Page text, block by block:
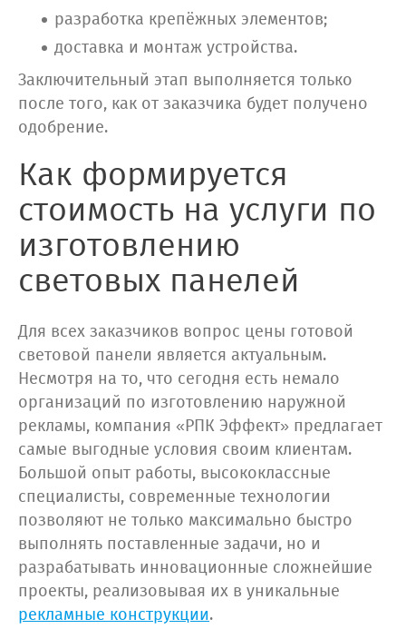
разработка крепёжных элементов;
доставка и монтаж устройства.
Заключительный этап выполняется только
после того, как от заказчика будет получено
одобрение.
Как формируется
стоимость на услуги по
изготовлению
световых панелей
Для всех заказчиков вопрос цены готовой
световой панели является актуальным.
Несмотря на то, что сегодня есть немало
организаций по изготовлению наружной
рекламы, компания «РПК Эффект» предлагает
самые выгодные условия своим клиентам.
Большой опыт работы, высококлассные
специалисты, современные технологии
позволяют не только максимально быстро
выполнять поставленные задачи, но и
разрабатывать инновационные сложнейшие
проекты, реализовывая их в уникальные
рекламные конструкции.